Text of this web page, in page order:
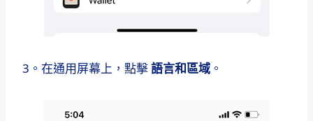
3。在通用屏幕上，點擊語言和區域 。